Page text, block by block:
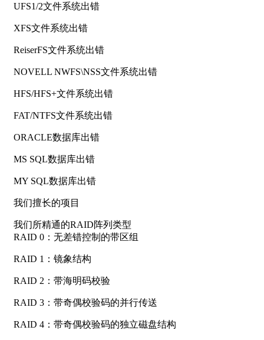
UFS1/2文件系统出错
XFS文件系统出错
ReiserFS文件系统出错
NOVELL NWFS\NSS文件系统出错
HFS/HFS+文件系统出错
FAT/NTFS文件系统出错
ORACLE数据库出错
MS SQL数据库出错
MY SQL数据库出错
我们擅长的项目
我们所精通的RAID阵列类型
RAID 0：无差错控制的带区组
RAID 1：镜象结构
RAID 2：带海明码校验
RAID 3：带奇偶校验码的并行传送
RAID 4：带奇偶校验码的独立磁盘结构